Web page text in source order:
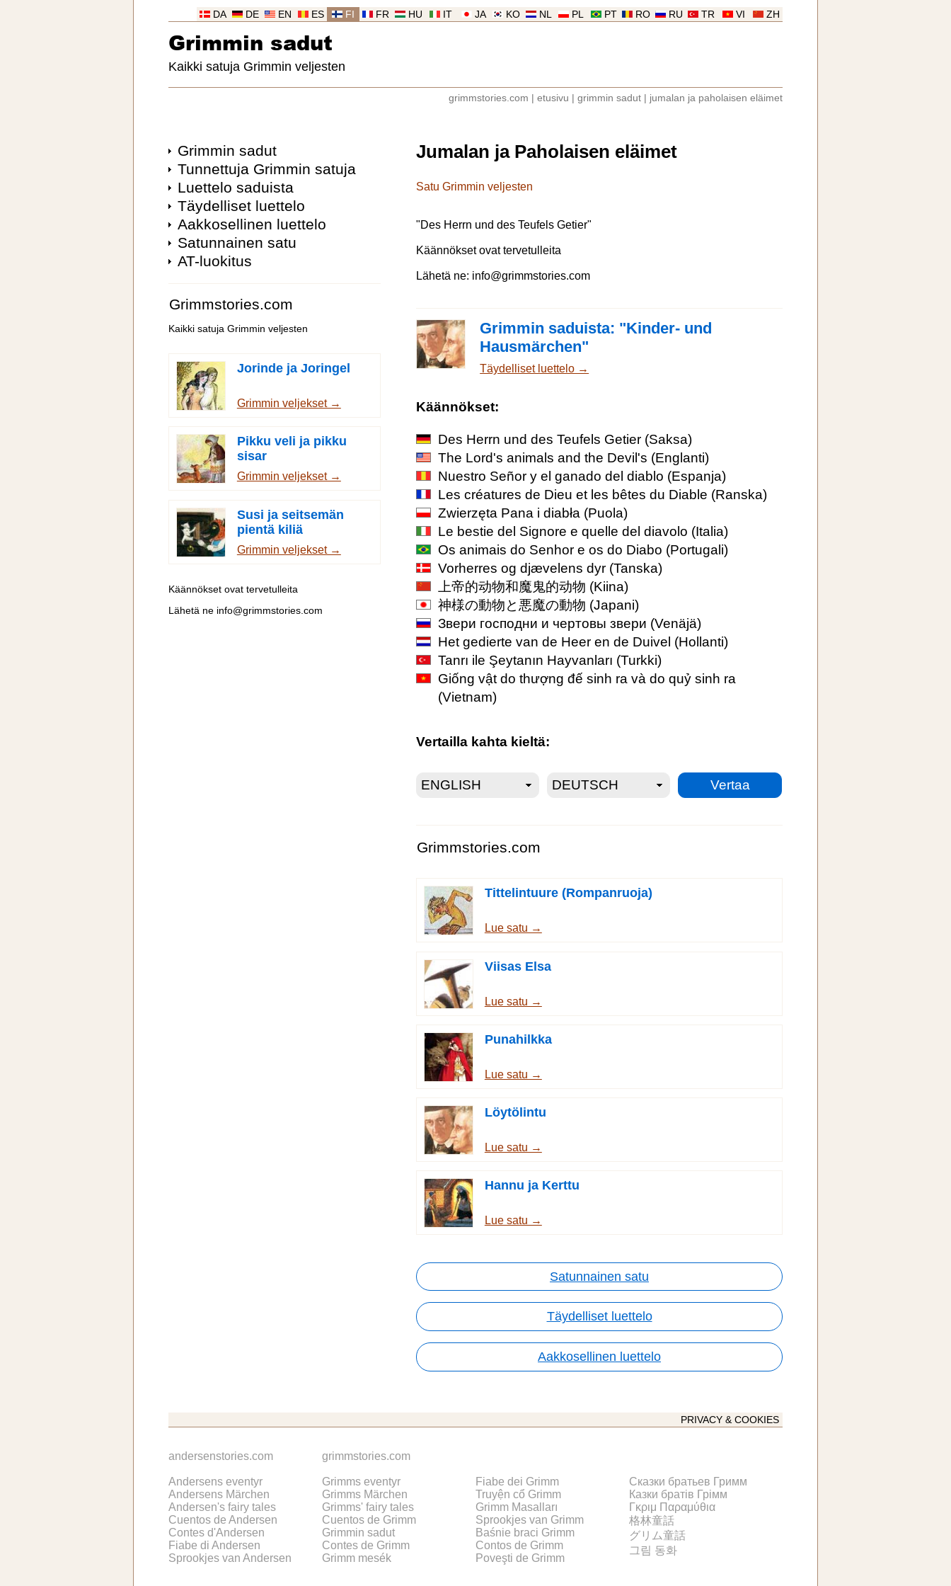
ZH
VI
TR
RU
RO
PT
PL
NL
KO
JA
IT
HU
FR
FI
ES
EN
DE
DA
Grimmin sadut
Kaikki satuja Grimmin veljesten
grimmstories.com etusivu grimmin sadut jumalan ja paholaisen eläimet
Grimmin sadut
Tunnettuja Grimmin satuja
Luettelo saduista
Täydelliset luettelo
Aakkosellinen luettelo
Satunnainen satu
AT-luokitus
Grimmstories.com
Kaikki satuja Grimmin veljesten
Jorinde ja Joringel
Grimmin veljekset →
Pikku veli ja pikku
sisar
Grimmin veljekset →
Susi ja seitsemän
pientä kiliä
Grimmin veljekset →
Käännökset ovat tervetulleita
Lähetä ne info@grimmstories.com
Jumalan ja Paholaisen eläimet
Satu Grimmin veljesten
"Des Herrn und des Teufels Getier"
Käännökset ovat tervetulleita
Lähetä ne: info@grimmstories.com
Grimmin saduista: "Kinder- und
Hausmärchen"
Täydelliset luettelo →
Käännökset:
Des Herrn und des Teufels Getier (Saksa)
The Lord's animals and the Devil's (Englanti)
Nuestro Señor y el ganado del diablo (Espanja)
Les créatures de Dieu et les bêtes du Diable (Ranska)
Zwierzęta Pana i diabła (Puola)
Le bestie del Signore e quelle del diavolo (Italia)
Os animais do Senhor e os do Diabo (Portugali)
Vorherres og djævelens dyr (Tanska)
上帝的动物和魔鬼的动物 (Kiina)
神様の動物と悪魔の動物 (Japani)
Звери господни и чертовы звери (Venäjä)
Het gedierte van de Heer en de Duivel (Hollanti)
Tanrı ile Şeytanın Hayvanları (Turkki)
Giống vật do thượng đế sinh ra và do quỷ sinh ra
(Vietnam)
Vertailla kahta kieltä:
Grimmstories.com
Tittelintuure (Rompanruoja)
Lue satu →
Viisas Elsa
Lue satu →
Punahilkka
Lue satu →
Löytölintu
Lue satu →
Hannu ja Kerttu
Lue satu →
Satunnainen satu
Täydelliset luettelo
Aakkosellinen luettelo
PRIVACY & COOKIES
andersenstories.com
Andersens eventyr
Andersens Märchen
Andersen's fairy tales
Cuentos de Andersen
Contes d'Andersen
Fiabe di Andersen
Sprookjes van Andersen
grimmstories.com
Grimms eventyr
Grimms Märchen
Grimms' fairy tales
Cuentos de Grimm
Grimmin sadut
Contes de Grimm
Grimm mesék
Fiabe dei Grimm
Truyện cổ Grimm
Grimm Masalları
Sprookjes van Grimm
Baśnie braci Grimm
Contos de Grimm
Poveşti de Grimm
Сказки братьев Гримм
Казки братів Грімм
Γκριμ Παραμύθια
格林童話
グリム童話
그림 동화